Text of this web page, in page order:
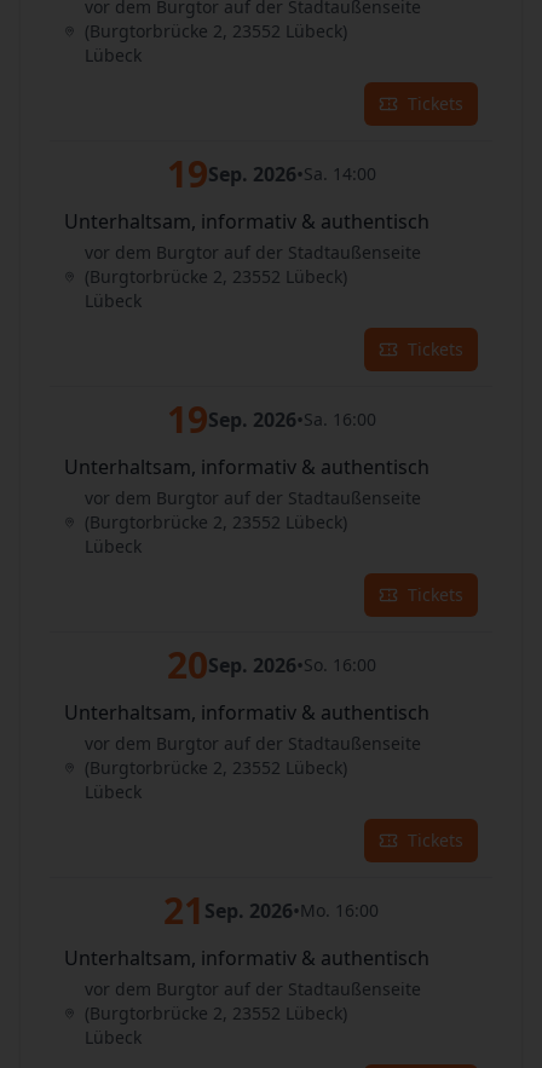
vor dem Burgtor auf der Stadtaußenseite
(Burgtorbrücke 2, 23552 Lübeck)
Lübeck
Tickets
19Sep. 2026•Sa. 14:00
Unterhaltsam, informativ & authentisch
vor dem Burgtor auf der Stadtaußenseite
(Burgtorbrücke 2, 23552 Lübeck)
Lübeck
Tickets
19Sep. 2026•Sa. 16:00
Unterhaltsam, informativ & authentisch
vor dem Burgtor auf der Stadtaußenseite
(Burgtorbrücke 2, 23552 Lübeck)
Lübeck
Tickets
20Sep. 2026•So. 16:00
Unterhaltsam, informativ & authentisch
vor dem Burgtor auf der Stadtaußenseite
(Burgtorbrücke 2, 23552 Lübeck)
Lübeck
Tickets
21 Sep. 2026•Mo. 16:00
Unterhaltsam, informativ & authentisch
vor dem Burgtor auf der Stadtaußenseite
(Burgtorbrücke 2, 23552 Lübeck)
Lübeck